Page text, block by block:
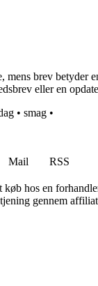
brev
eller en
• smag •
Mail
RSS
hos en
gennem